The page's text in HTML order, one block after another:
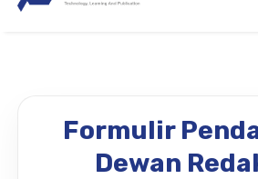
Formulir
Dewan